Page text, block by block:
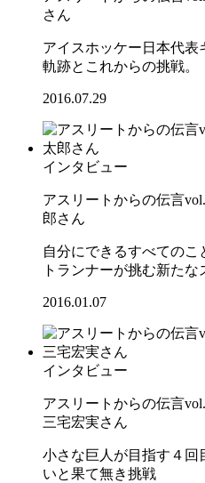
さん
アイスホッケー日本代
軌跡とこれからの挑戦。
2016.07.29
インタビュー
アスリートからの伝言
郎さん
自分にできるすべての
トランナーが挑む新たな
2016.01.07
インタビュー
アスリートからの伝言
三宅宏実さん
小さな巨人が目指す４回
いと果て無き挑戦